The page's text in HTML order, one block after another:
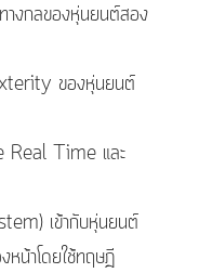
างกลของหุ่นยนต์สอง
ของหุ่นยนต์
Real Time และ
เข้ากับหุ่นยนต์
หน้าโดยใช้ทฤษฎี